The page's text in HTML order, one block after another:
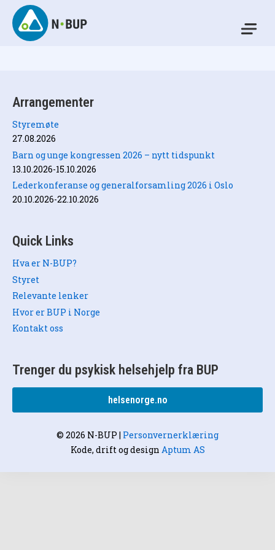
Skip
content
Arrangementer
Styremøte
27.08.2026
Barn og unge kongressen 2026 – nytt tidspunkt
13.10.2026-15.10.2026
Lederkonferanse og generalforsamling 2026 i Oslo
20.10.2026-22.10.2026
Quick Links
Hva er N-BUP?
Styret
Relevante lenker
Hvor er BUP i Norge
Kontakt oss
Trenger du psykisk helsehjelp fra BUP
helsenorge.no
© 2026 N-BUP | Personvernerklæring
Kode, drift og design Aptum AS